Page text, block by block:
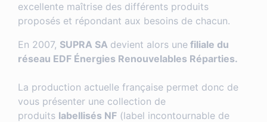
excellente maîtrise des différents produits
proposés et répondant aux besoins de chacun.
En 2007, SUPRA SA devient alors une filiale du
réseau EDF Énergies Renouvelables Réparties.
La production actuelle française permet donc de
vous présenter une collection de
produits labellisés NF (label incontournable de